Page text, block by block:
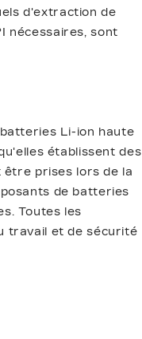
d'extraction de
nécessaires, sont
Li-ion haute
établissent des
prises lors de la
de batteries
Toutes les
travail et de sécurité